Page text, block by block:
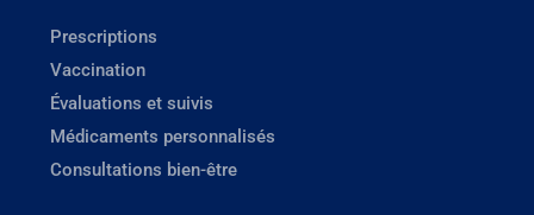
Prescriptions
Vaccination
Évaluations et suivis
Médicaments personnalisés
Consultations bien-être